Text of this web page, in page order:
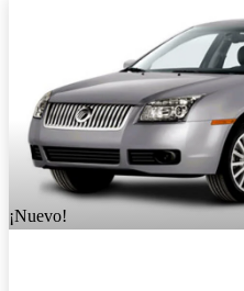
¡Nuevo!